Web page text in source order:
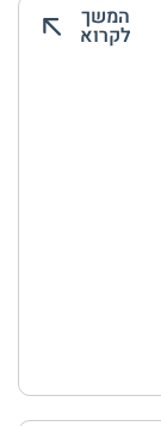
המשך
לקרוא